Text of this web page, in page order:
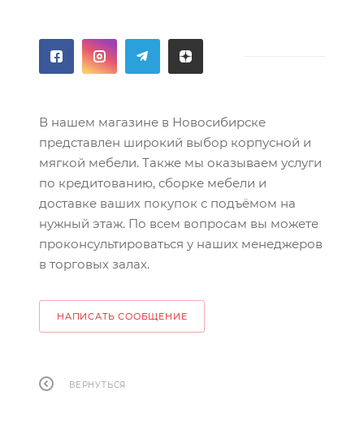
В нашем магазине в Новосибирске
представлен широкий выбор корпусной и
мягкой мебели. Также мы оказываем услуги
по кредитованию, сборке мебели и
доставке ваших покупок с подъёмом на
нужный этаж. По всем вопросам вы можете
проконсультироваться у наших менеджеров
в торговых залах.
НАПИСАТЬ СООБЩЕНИЕ
ВЕРНУТЬСЯ